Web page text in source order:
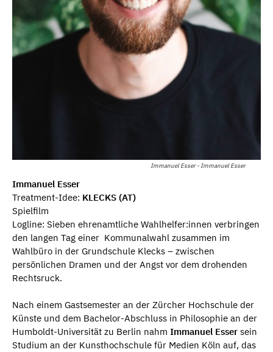
Immanuel Esser - Immanuel Esser
Immanuel Esser
Treatment-Idee: KLECKS (AT)
Spielfilm
Logline: Sieben ehrenamtliche Wahlhelfer:innen verbringen
den langen Tag einer Kommunalwahl zusammen im
Wahlbüro in der Grundschule Klecks – zwischen
persönlichen Dramen und der Angst vor dem drohenden
Rechtsruck.
Nach einem Gastsemester an der Zürcher Hochschule der
Künste und dem Bachelor-Abschluss in Philosophie an der
Humboldt-Universität zu Berlin nahm Immanuel Esser sein
Studium an der Kunsthochschule für Medien Köln auf, das